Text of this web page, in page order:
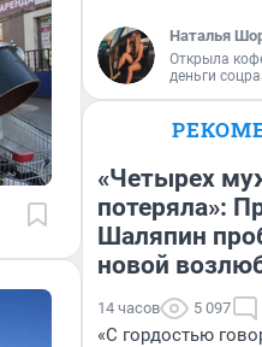
Наталья
Открыла
деньги
«Четырех
потеряла»:
Шаляпин
новой
14 часов 5 097
«С гордостью